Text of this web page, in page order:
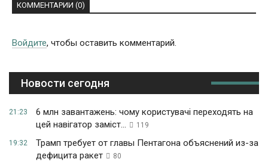
КОММЕНТАРИИ (0)
Войдите, чтобы оставить комментарий.
Новости сегодня
21:23
6 млн завантажень: чому користувачі переходять на
цей навігатор заміст...
119
19:32
Трамп требует от главы Пентагона объяснений из-за
дефицита ракет
80